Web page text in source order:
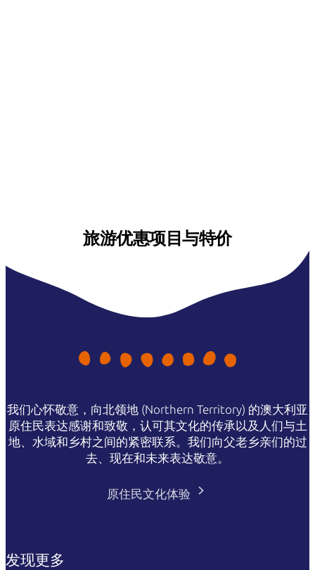
旅游优惠项目与特价
我们心怀敬意，向北领地 (Northern Territory) 的澳大利亚
原住民表达感谢和致敬，认可其文化的传承以及人们与土
地、水域和乡村之间的紧密联系。我们向父老乡亲们的过
去、现在和未来表达敬意。
原住民文化体验
发现更多